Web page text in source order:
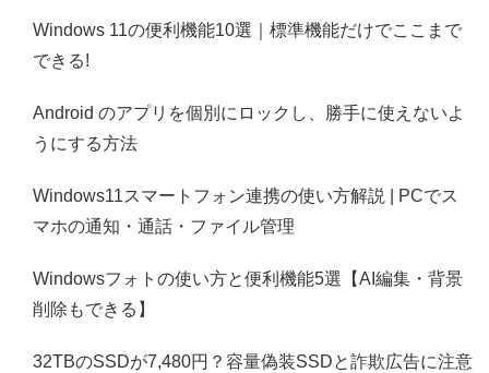
Windows 11の便利機能10選｜標準機能だけでここまで
できる!
Android のアプリを個別にロックし、勝手に使えないよ
うにする方法
Windows11スマートフォン連携の使い方解説 | PCでス
マホの通知・通話・ファイル管理
Windowsフォトの使い方と便利機能5選【AI編集・背景
削除もできる】
32TBのSSDが7,480円？容量偽装SSDと詐欺広告に注意